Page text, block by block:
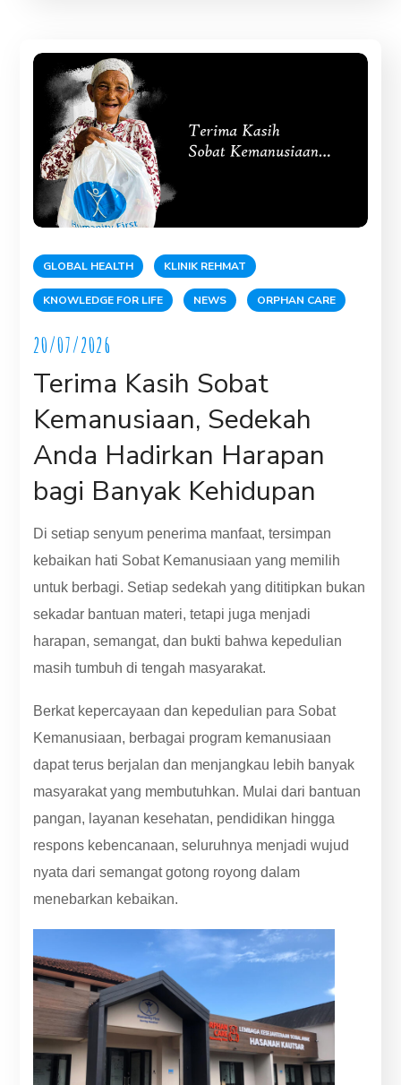
GLOBAL HEALTH KLINIK REHMAT
KNOWLEDGE FOR LIFE NEWS ORPHAN CARE
20/07/2026
Terima Kasih Sobat
Kemanusiaan, Sedekah
Anda Hadirkan Harapan
bagi Banyak Kehidupan
Di setiap senyum penerima manfaat, tersimpan
kebaikan hati Sobat Kemanusiaan yang memilih
untuk berbagi. Setiap sedekah yang dititipkan bukan
sekadar bantuan materi, tetapi juga menjadi
harapan, semangat, dan bukti bahwa kepedulian
masih tumbuh di tengah masyarakat.
Berkat kepercayaan dan kepedulian para Sobat
Kemanusiaan, berbagai program kemanusiaan
dapat terus berjalan dan menjangkau lebih banyak
masyarakat yang membutuhkan. Mulai dari bantuan
pangan, layanan kesehatan, pendidikan hingga
respons kebencanaan, seluruhnya menjadi wujud
nyata dari semangat gotong royong dalam
menebarkan kebaikan.